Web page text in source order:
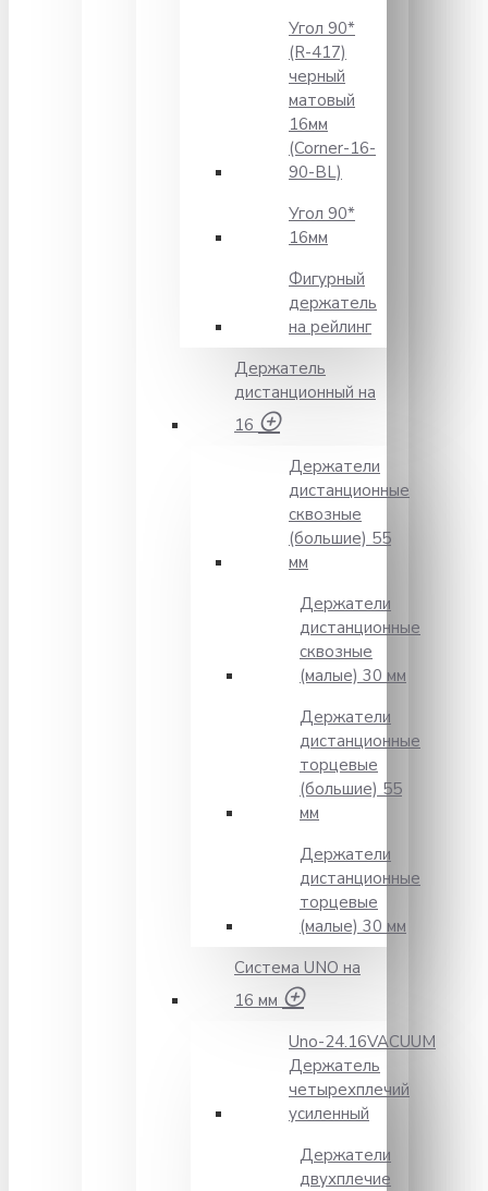
Угол 90*
(R-417)
черный
матовый
16мм
(Corner-16-
90-BL)
Угол 90*
16мм
Фигурный
держатель
на рейлинг
Держатель
дистанционный на
16
Держатели
дистанционные
сквозные
(большие) 55
мм
Держатели
дистанционные
сквозные
(малые) 30 мм
Держатели
дистанционные
торцевые
(большие) 55
мм
Держатели
дистанционные
торцевые
(малые) 30 мм
Система UNO на
16 мм
Unо-24.16VACUUM
Держатель
четырехплечий
усиленный
Держатели
двухплечие